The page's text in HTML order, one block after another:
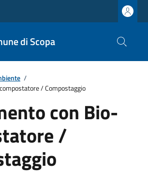
di Scopa
/
/ Compostaggio
con Bio-
/